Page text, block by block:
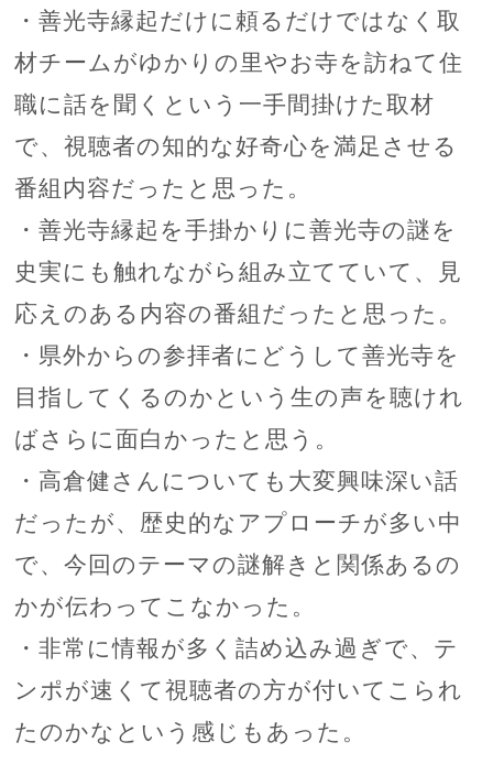
・善光寺縁起だけに頼るだけではなく取
材チームがゆかりの里やお寺を訪ねて住
職に話を聞くという一手間掛けた取材
で、視聴者の知的な好奇心を満足させる
番組内容だったと思った。
・善光寺縁起を手掛かりに善光寺の謎を
史実にも触れながら組み立てていて、見
応えのある内容の番組だったと思った。
・県外からの参拝者にどうして善光寺を
目指してくるのかという生の声を聴けれ
ばさらに面白かったと思う。
・高倉健さんについても大変興味深い話
だったが、歴史的なアプローチが多い中
で、今回のテーマの謎解きと関係あるの
かが伝わってこなかった。
・非常に情報が多く詰め込み過ぎで、テ
ンポが速くて視聴者の方が付いてこられ
たのかなという感じもあった。